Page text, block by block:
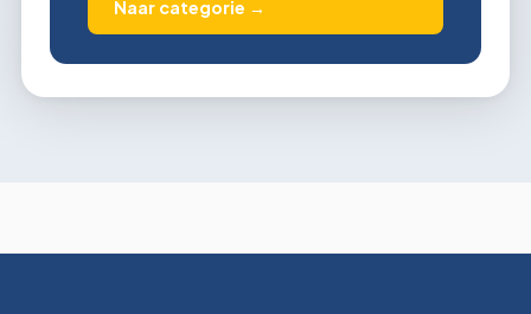
Naar categorie →